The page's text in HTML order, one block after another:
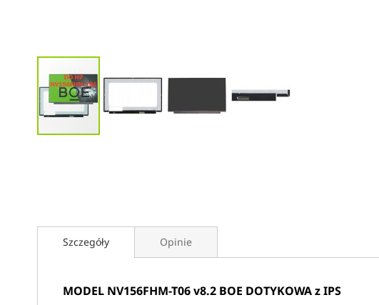
Szczegóły
MODEL NV156FHM-T06 v8.2 BOE DOTYKOWA z IPS
Opinie